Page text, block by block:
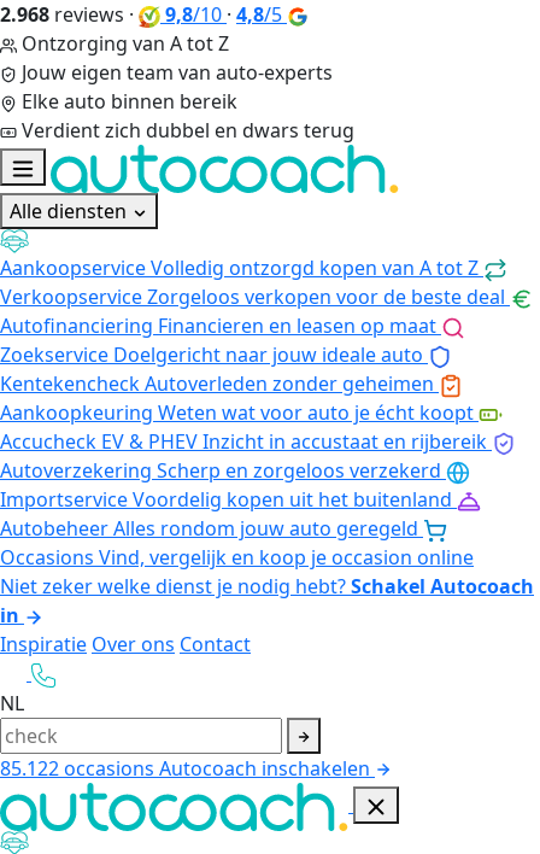
2.968 reviews · 9,8/10 · 4,8/5
Ontzorging van A tot Z
Jouw eigen team van auto-experts
Elke auto binnen bereik
Verdient zich dubbel en dwars terug
Alle diensten
AankoopserviceVolledig ontzorgd kopen van A tot Z
VerkoopserviceZorgeloos verkopen voor de beste deal
Autofinanciering Financieren en leasen op maat
Zoekservice Doelgericht naar jouw ideale auto
KentekencheckAutoverleden zonder geheimen
Aankoopkeuring Weten wat voor auto je écht koopt
Accucheck EV & PHEVInzicht in accustaat en rijbereik
Autoverzekering Scherp en zorgeloos verzekerd
ImportserviceVoordelig kopen uit het buitenland
AutobeheerAlles rondom jouw auto geregeld
Occasions Vind, vergelijk en koop je occasion online
Niet zeker welke dienst je nodig hebt?Schakel Autocoach
in
Inspiratie Over ons Contact
NL
85.122occasions Autocoach inschakelen